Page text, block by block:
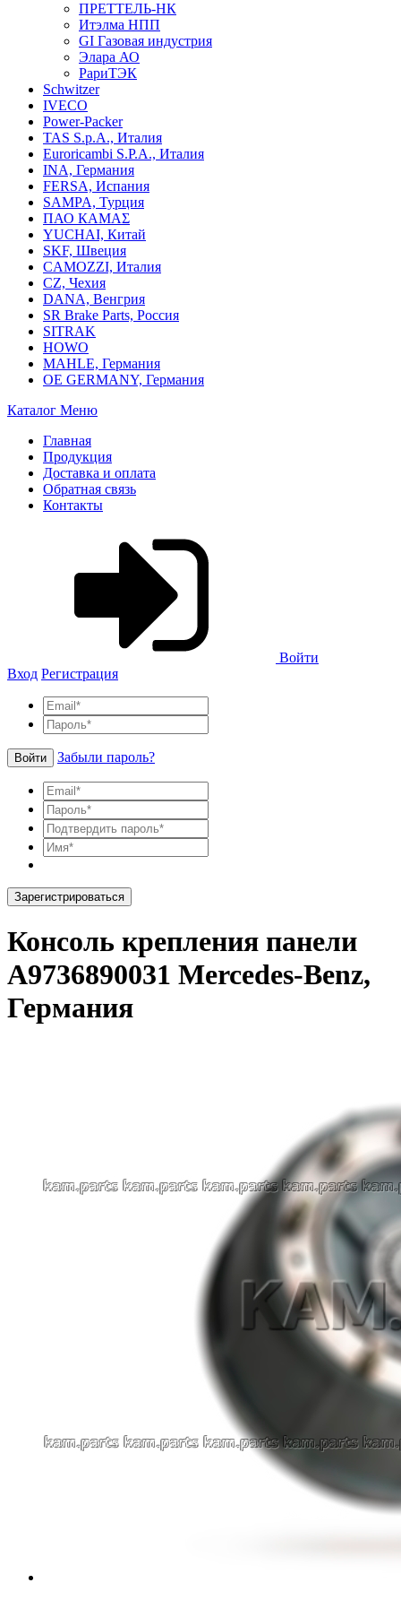
ПРЕТТЕЛЬ-НК
Итэлма НПП
GI Газовая индустрия
Элара АО
РариТЭК
Schwitzer
IVECO
Power-Packer
TAS S.p.A., Италия
Euroricambi S.P.A., Италия
INA, Германия
FERSA, Испания
SAMPA, Турция
ПАО КАМАΣ
YUCHAI, Китай
SKF, Швеция
CAMOZZI, Италия
CZ, Чехия
DANA, Венгрия
SR Brake Parts, Россия
SITRAK
HOWO
MAHLE, Германия
OE GERMANY, Германия
Каталог Меню
Главная
Продукция
Доставка и оплата
Обратная связь
Контакты
Войти
Вход Регистрация
Войти Забыли пароль?
Зарегистрироваться
Консоль крепления панели
A9736890031 Mercedes-Benz,
Германия